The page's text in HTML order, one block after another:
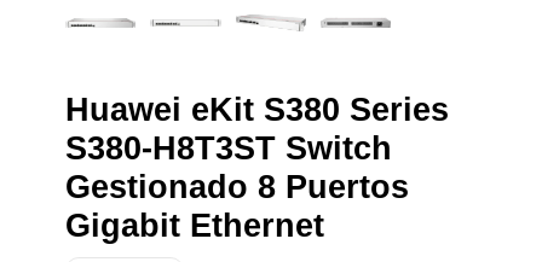
Huawei eKit S380 Series
S380-H8T3ST Switch
Gestionado 8 Puertos
Gigabit Ethernet